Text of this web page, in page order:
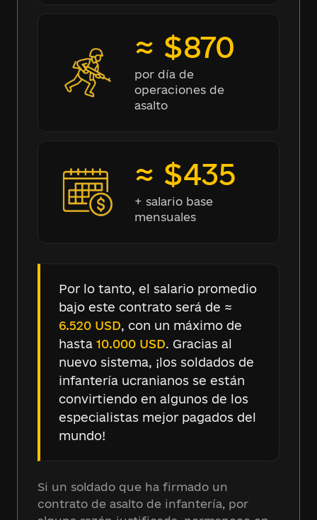
≈ $870
por día de
operaciones de
asalto
≈ $435
+ salario base
mensuales
Por lo tanto, el salario promedio
bajo este contrato será de ≈
6.520 USD, con un máximo de
hasta 10.000 USD. Gracias al
nuevo sistema, ¡los soldados de
infantería ucranianos se están
convirtiendo en algunos de los
especialistas mejor pagados del
mundo!
Si un soldado que ha firmado un
contrato de asalto de infantería, por